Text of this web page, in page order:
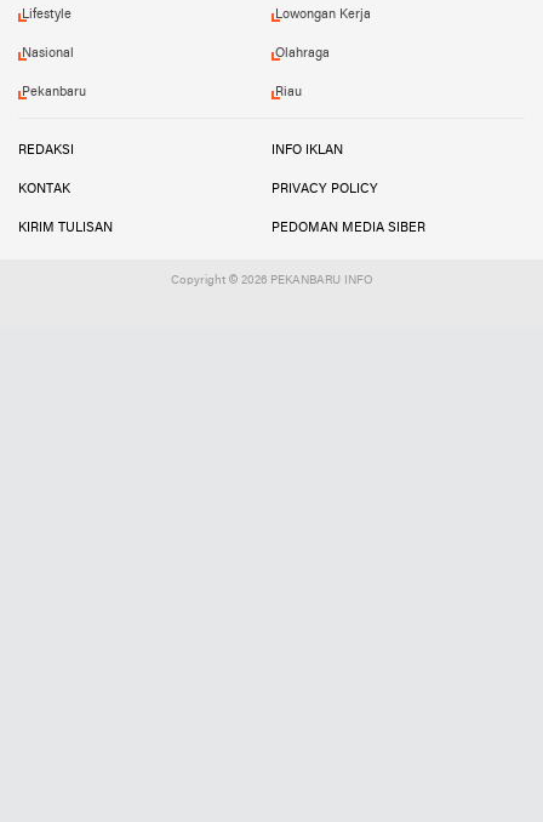
Lifestyle Lowongan Kerja
Nasional Olahraga
Pekanbaru Riau
REDAKSI INFO IKLAN
KONTAK PRIVACY POLICY
KIRIM TULISAN PEDOMAN MEDIA SIBER
Copyright © 2026 PEKANBARU INFO